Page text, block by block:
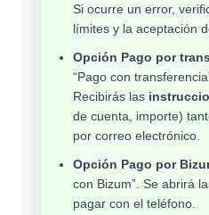
Si ocurre un error,
límites y la aceptación
Opción Pago por
“Pago con
Recibirás las
de cuenta, importe)
por correo electrónico.
Opción Pago por
con Bizum”. Se abrirá
pagar con el teléfono.